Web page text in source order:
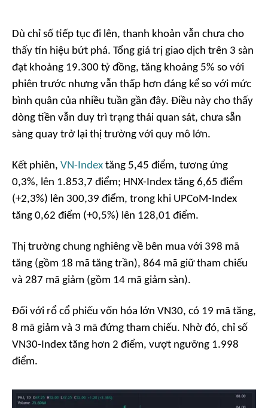
Dù chỉ số tiếp tục đi lên, thanh khoản vẫn chưa cho
thấy tín hiệu bứt phá. Tổng giá trị giao dịch trên 3 sàn
đạt khoảng 19.300 tỷ đồng, tăng khoảng 5% so với
phiên trước nhưng vẫn thấp hơn đáng kể so với mức
bình quân của nhiều tuần gần đây. Điều này cho thấy
dòng tiền vẫn duy trì trạng thái quan sát, chưa sẵn
sàng quay trở lại thị trường với quy mô lớn.
Kết phiên, VN-Index tăng 5,45 điểm, tương ứng
0,3%, lên 1.853,7 điểm; HNX-Index tăng 6,65 điểm
(+2,3%) lên 300,39 điểm, trong khi UPCoM-Index
tăng 0,62 điểm (+0,5%) lên 128,01 điểm.
Thị trường chung nghiêng về bên mua với 398 mã
tăng (gồm 18 mã tăng trần), 864 mã giữ tham chiếu
và 287 mã giảm (gồm 14 mã giảm sàn).
Đối với rổ cổ phiếu vốn hóa lớn VN30, có 19 mã tăng,
8 mã giảm và 3 mã đứng tham chiếu. Nhờ đó, chỉ số
VN30-Index tăng hơn 2 điểm, vượt ngưỡng 1.998
điểm.